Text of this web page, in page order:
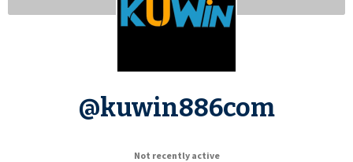
@kuwin886com
Not recently active